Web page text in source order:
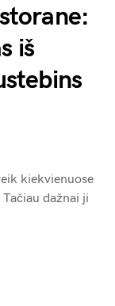
iš
kiekvienuose
dažnai ji